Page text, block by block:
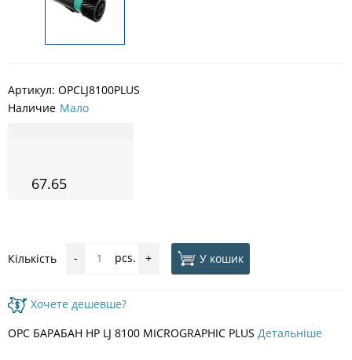
Артикул: OPCLJ8100PLUS
Наличие Мало
67.65
Кількість - pcs. + У кошик
Хочете дешевше?
OPC БАРАБАН HP LJ 8100 MICROGRAPHIC PLUS Детальніше